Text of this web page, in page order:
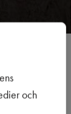
svartngrå
och